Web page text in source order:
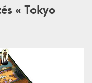
« Tokyo